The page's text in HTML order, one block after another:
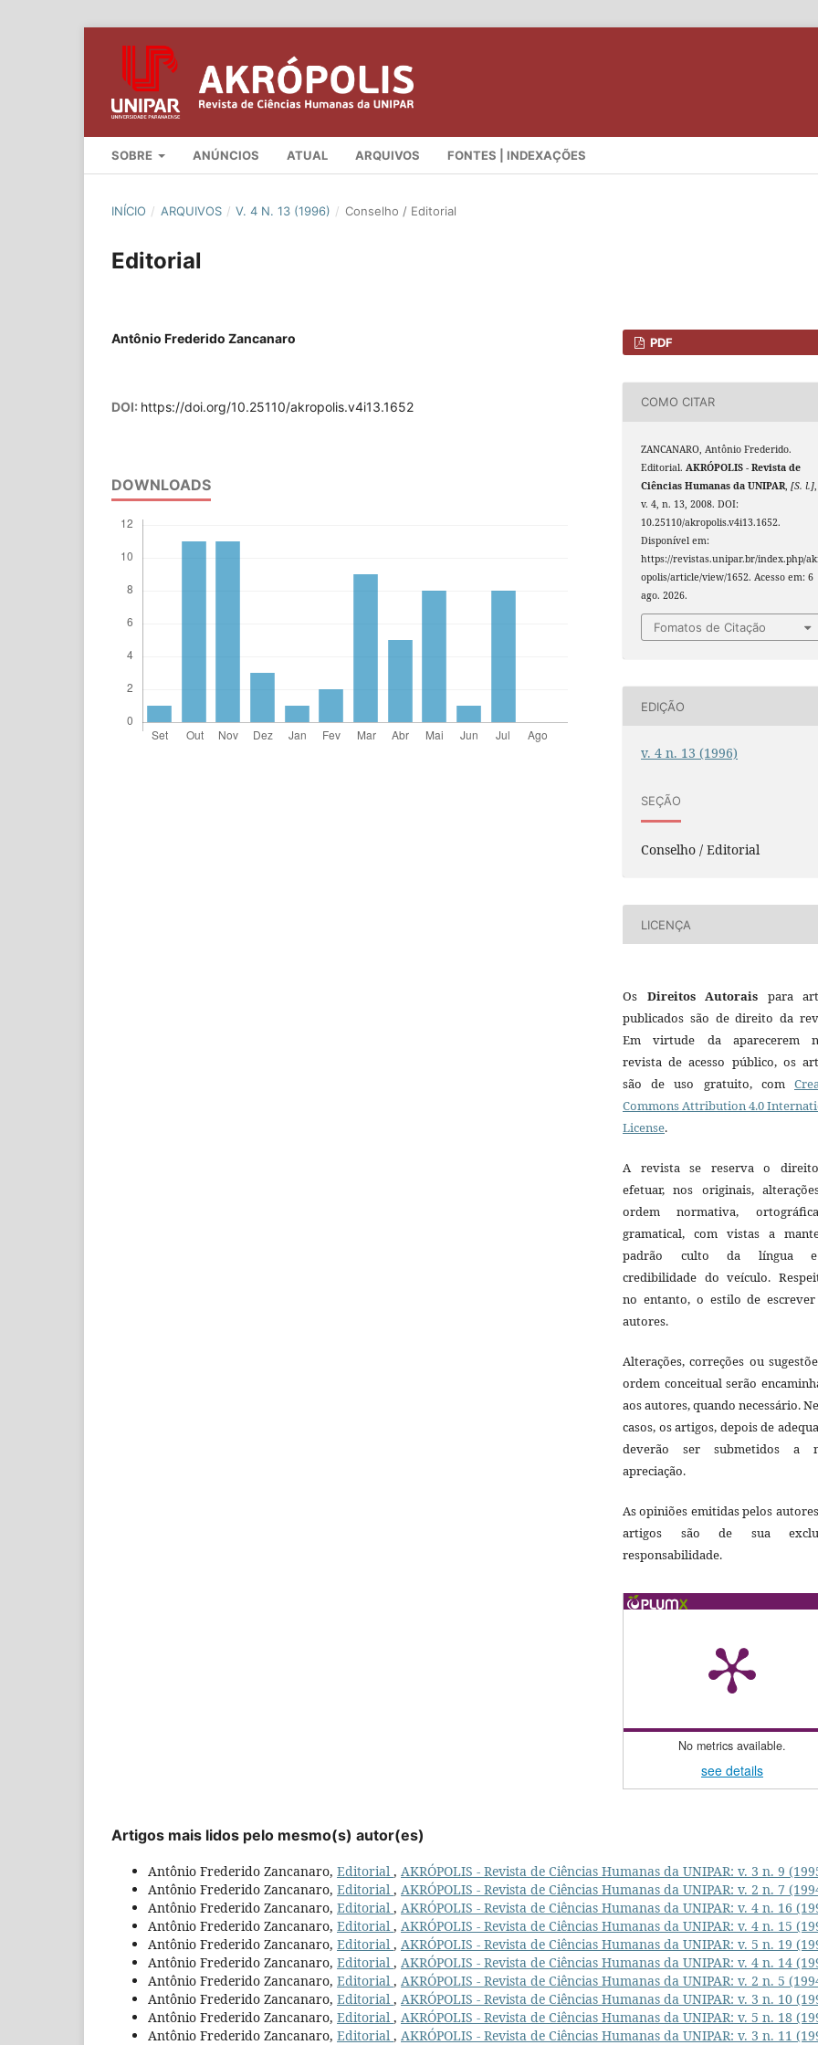
SOBRE ANÚNCIOS ATUAL ARQUIVOS FONTES | INDEXAÇÕES
INÍCIO / ARQUIVOS / V. 4 N. 13 (1996) / Conselho / Editorial
Editorial
Antônio Frederido Zancanaro
DOI: https://doi.org/10.25110/akropolis.v4i13.1652
DOWNLOADS
PDF
COMO CITAR
ZANCANARO, Antônio Frederido.
Editorial.AKRÓPOLIS - Revista de
Ciências Humanas da UNIPAR,[S. l.],
v. 4, n. 13, 2008. DOI:
10.25110/akropolis.v4i13.1652.
Disponível em:
https://revistas.unipar.br/index.php/
opolis/article/view/1652. Acesso em: 6
ago. 2026.
Fomatos de Citação
EDIÇÃO
v. 4 n. 13 (1996)
SEÇÃO
Conselho / Editorial
LICENÇA
Os Direitos Autorais para
publicados são de direito da
Em virtude da aparecerem
revista de acesso público, os
são de uso gratuito, com
Commons Attribution 4.0
License.
A revista se reserva o
efetuar, nos originais,
ordem normativa,
gramatical, com vistas a
padrão culto da língua
credibilidade do veículo.
no entanto, o estilo de
autores.
Alterações, correções ou
ordem conceitual serão
aos autores, quando necessário.
casos, os artigos, depois de
deverão ser submetidos a
apreciação.
As opiniões emitidas pelos
artigos são de sua
responsabilidade.
No metrics available.
see details
Artigos mais lidos pelo mesmo(s) autor(es)
Antônio Frederido Zancanaro, Editorial , AKRÓPOLIS - Revista de Ciências Humanas da UNIPAR: v. 3 n. 9
Antônio Frederido Zancanaro, Editorial , AKRÓPOLIS - Revista de Ciências Humanas da UNIPAR: v. 2 n. 7
Antônio Frederido Zancanaro, Editorial , AKRÓPOLIS - Revista de Ciências Humanas da UNIPAR: v. 4 n. 16
Antônio Frederido Zancanaro, Editorial , AKRÓPOLIS - Revista de Ciências Humanas da UNIPAR: v. 4 n. 15
Antônio Frederido Zancanaro, Editorial , AKRÓPOLIS - Revista de Ciências Humanas da UNIPAR: v. 5 n. 19
Antônio Frederido Zancanaro, Editorial , AKRÓPOLIS - Revista de Ciências Humanas da UNIPAR: v. 4 n. 14
Antônio Frederido Zancanaro, Editorial , AKRÓPOLIS - Revista de Ciências Humanas da UNIPAR: v. 2 n. 5
Antônio Frederido Zancanaro, Editorial , AKRÓPOLIS - Revista de Ciências Humanas da UNIPAR: v. 3 n. 10
Antônio Frederido Zancanaro, Editorial , AKRÓPOLIS - Revista de Ciências Humanas da UNIPAR: v. 5 n. 18
Antônio Frederido Zancanaro, Editorial , AKRÓPOLIS - Revista de Ciências Humanas da UNIPAR: v. 3 n. 11